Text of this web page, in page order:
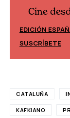
Cine
EDICIÓN
SUSCRÍBETE
CATALUÑA
KAFKIANO